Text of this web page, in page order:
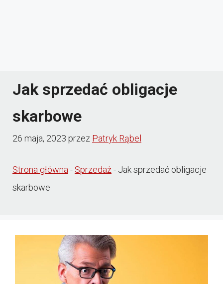
Jak sprzedać obligacje
skarbowe
26 maja, 2023 przez Patryk Rąbel
Strona główna- Sprzedaż- Jak sprzedać obligacje
skarbowe